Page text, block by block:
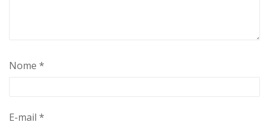
Nome *
E-mail *